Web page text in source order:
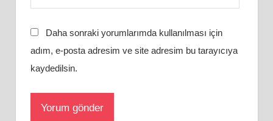
Daha sonraki yorumlarımda kullanılması için
adım, e-posta adresim ve site adresim bu tarayıcıya
kaydedilsin.